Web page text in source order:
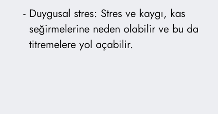
Duygusal stres: Stres ve kaygı, kas
seğirmelerine neden olabilir ve bu da
titremelere yol açabilir.